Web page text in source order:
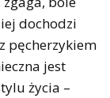
dochodzi
pęcherzykiem
jest
życia –